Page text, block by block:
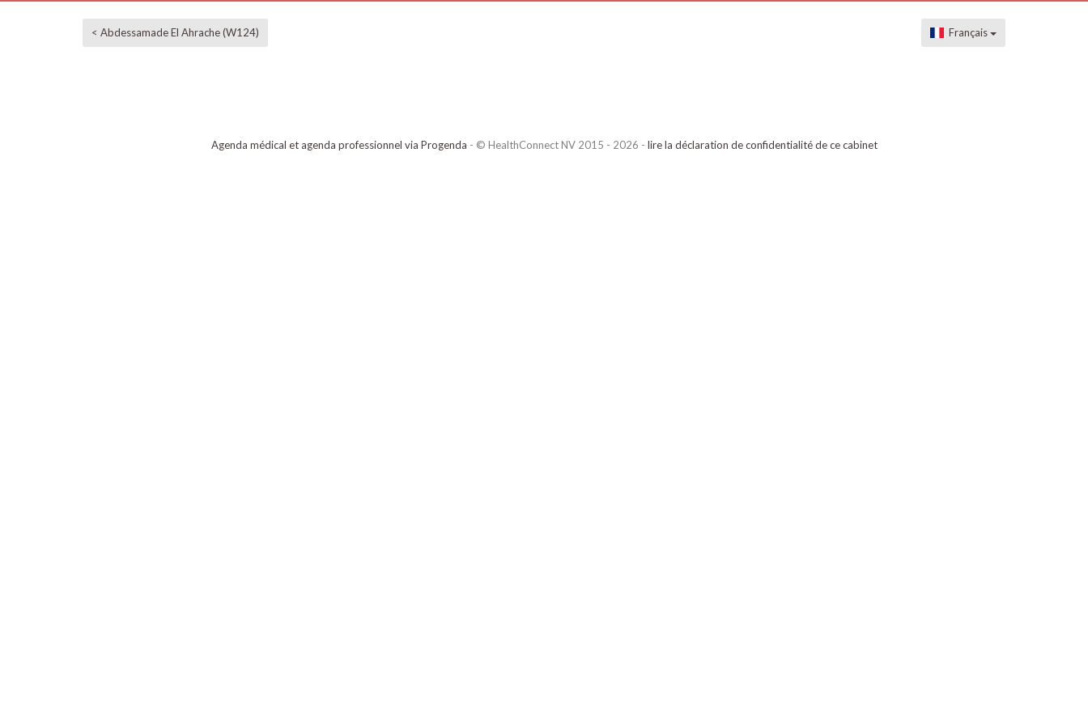
< Abdessamade El Ahrache (W124) Français
Agenda médical et agenda professionnel via Progenda - © HealthConnect NV 2015 - 2026 - lire la déclaration de confidentialité de ce cabinet